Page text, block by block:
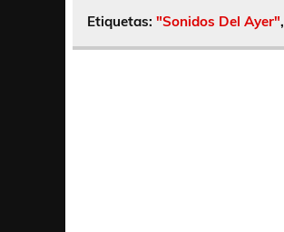
Etiquetas: "Sonidos Del Ayer",